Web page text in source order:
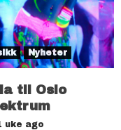
Nyheter
til Oslo
uke ago